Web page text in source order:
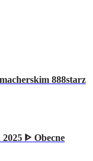
888starz
ᐈ Obecne